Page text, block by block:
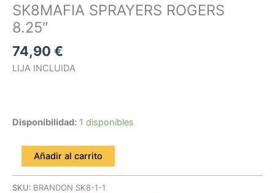
SK8MAFIA SPRAYERS ROGERS
8.25″
74,90 €
LIJA INCLUIDA
Disponibilidad: 1 disponibles
Añadir al carrito
SKU: BRANDON SK8-1-1